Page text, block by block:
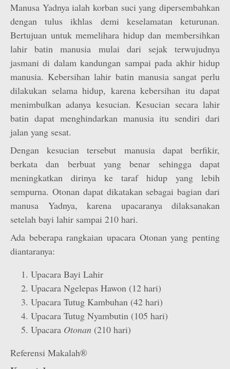
Manusa Yadnya ialah korban suci yang dipersembahkan
dengan tulus ikhlas demi keselamatan keturunan.
Bertujuan untuk memelihara hidup dan membersihkan
lahir batin manusia mulai dari sejak terwujudnya
jasmani di dalam kandungan sampai pada akhir hidup
manusia. Kebersihan lahir batin manusia sangat perlu
dilakukan selama hidup, karena kebersihan itu dapat
menimbulkan adanya kesucian. Kesucian secara lahir
batin dapat menghindarkan manusia itu sendiri dari
jalan yang sesat.
Dengan kesucian tersebut manusia dapat berfikir,
berkata dan berbuat yang benar sehingga dapat
meningkatkan dirinya ke taraf hidup yang lebih
sempurna. Otonan dapat dikatakan sebagai bagian dari
manusa Yadnya, karena upacaranya dilaksanakan
setelah bayi lahir sampai 210 hari.
Ada beberapa rangkaian upacara Otonan yang penting
diantaranya:
Upacara Bayi Lahir
Upacara Ngelepas Hawon (12 hari)
Upacara Tutug Kambuhan (42 hari)
Upacara Tutug Nyambutin (105 hari)
Upacara Otonan (210 hari)
Referensi Makalah®